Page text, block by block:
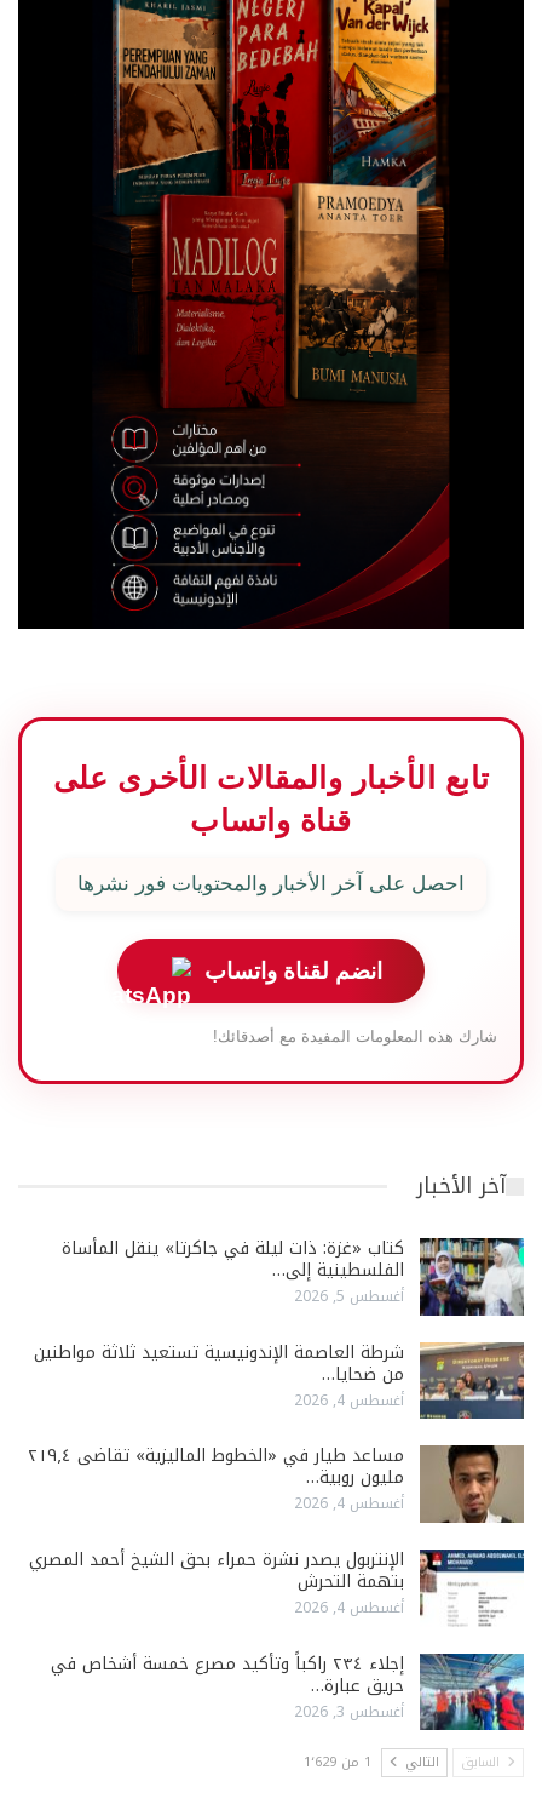
تابع الأخبار والمقالات الأخرى على
قناة واتساب
احصل على آخر الأخبار والمحتويات فور نشرها
انضم لقناة واتساب
شارك هذه المعلومات المفيدة مع أصدقائك!
آخر الأخبار
كتاب «غزة: ذات ليلة في جاكرتا» ينقل المأساة
الفلسطينية إلى…
أغسطس 5, 2026
شرطة العاصمة الإندونيسية تستعيد ثلاثة مواطنين
من ضحايا…
أغسطس 4, 2026
مساعد طيار في «الخطوط الماليزية» تقاضى ٢١٩٫٤
مليون روبية…
أغسطس 4, 2026
الإنتربول يصدر نشرة حمراء بحق الشيخ أحمد المصري
بتهمة التحرش
أغسطس 4, 2026
إجلاء ٢٣٤ راكباً وتأكيد مصرع خمسة أشخاص في
حريق عبارة…
أغسطس 3, 2026
السابق التالي 1 من 1٬629